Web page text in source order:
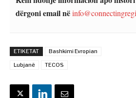
dërgoni email në
ETIKETAT
Bashkimi Evropian
Lubjanë
TECOS